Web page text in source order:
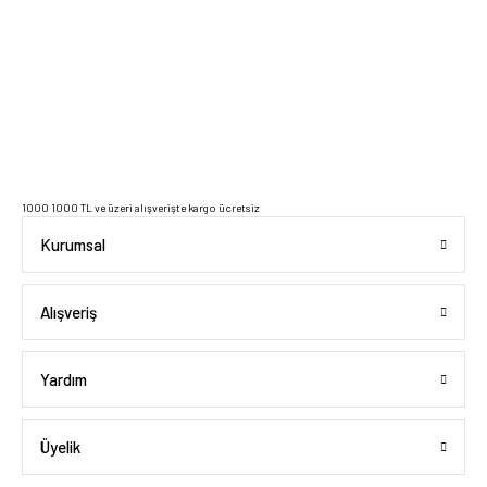
1000 1000 TL ve üzeri alışverişte kargo ücretsiz
Kurumsal
Alışveriş
Yardım
Üyelik